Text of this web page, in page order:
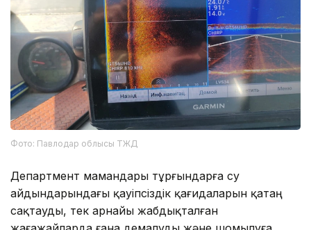
Фото: Павлодар облысы ТЖД
Департмент мамандары тұрғындарға су
айдындарындағы қауіпсіздік қағидаларын қатаң
сақтауды, тек арнайы жабдықталған